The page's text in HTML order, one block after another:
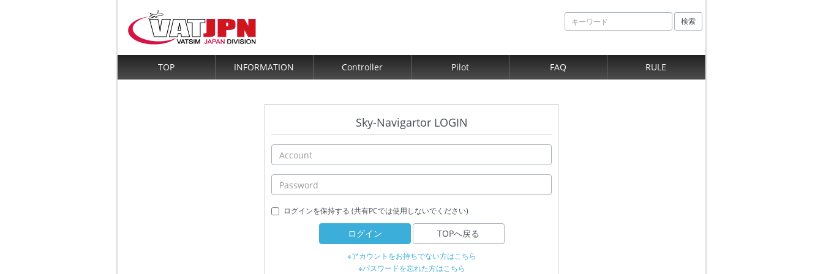
検索
TOP INFORMATION Controller Pilot FAQ RULE
Sky-Navigartor LOGIN
ログインを保持する (共有PCでは使用しないでください)
ログイン TOPへ戻る
※アカウントをお持ちでない方はこちら
※パスワードを忘れた方はこちら